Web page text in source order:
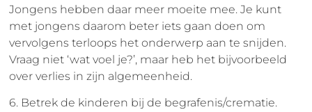
Jongens hebben daar meer moeite mee. Je kunt
met jongens daarom beter iets gaan doen om
vervolgens terloops het onderwerp aan te snijden.
Vraag niet ‘wat voel je?’, maar heb het bijvoorbeeld
over verlies in zijn algemeenheid.
6. Betrek de kinderen bij de begrafenis/crematie.